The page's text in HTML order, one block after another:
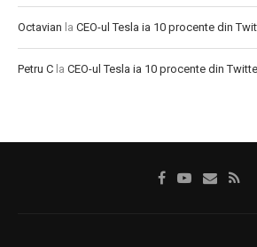
Octavian la CEO-ul Tesla ia 10 procente din
Petru C la CEO-ul Tesla ia 10 procente din